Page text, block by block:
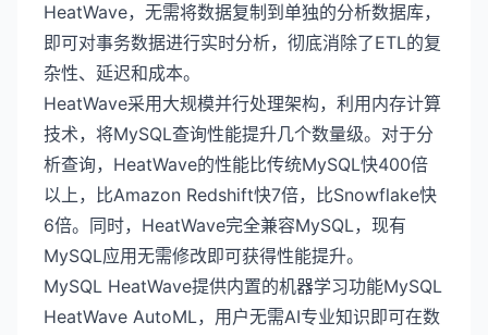
HeatWave，无需将数据复制到单独的分析数据库，
即可对事务数据进行实时分析，彻底消除了ETL的复
杂性、延迟和成本。
HeatWave采用大规模并行处理架构，利用内存计算
技术，将MySQL查询性能提升几个数量级。对于分
析查询，HeatWave的性能比传统MySQL快400倍
以上，比Amazon Redshift快7倍，比Snowflake快
6倍。同时，HeatWave完全兼容MySQL，现有
MySQL应用无需修改即可获得性能提升。
MySQL HeatWave提供内置的机器学习功能MySQL
HeatWave AutoML，用户无需AI专业知识即可在数